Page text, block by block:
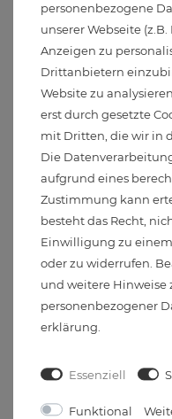
Leistung (Pon):
2.7 Watt
Farbwiedergabeindex
Gewichteter Verbrauch:
3 kWh/1000h
Vergleichswert:
ca. 30 Watt Halogen
personenbezogene
unserer Webseite
Anzeigen zu
Drittanbietern
Website zu
erst durch gesetzte
mit Dritten, die wir in
Die
aufgrund eines
Zustimmung kann
besteht das Recht,
Einwilligung zu
oder zu widerrufen.
und weitere Hinweise
personenbezogener
erklärung.
Essenziell
Funktional